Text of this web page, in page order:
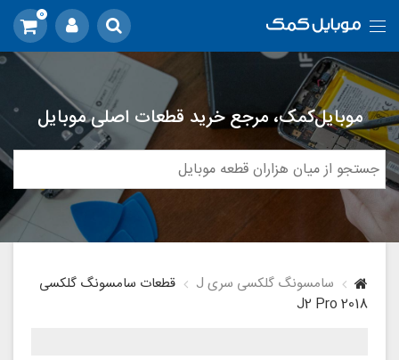
0
موبایل‌کمک، مرجع خرید قطعات اصلی موبایل
سامسونگ گلکسی سری J
قطعات سامسونگ گلکسی
J2 Pro 2018